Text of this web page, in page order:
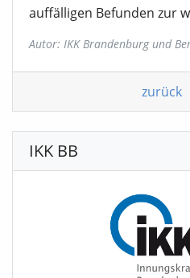
auffälligen Befunden zur
Autor: IKK Brandenburg und
zurück
IKK BB